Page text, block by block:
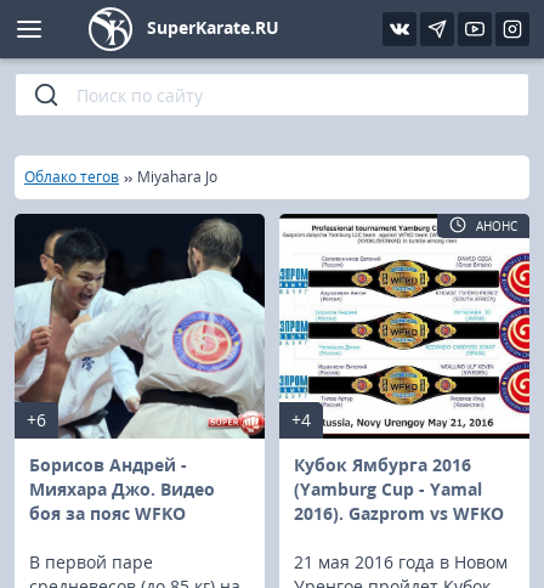
SuperKarate.RU
Главная
»
Облако тегов » Miyahara Jo
+6
Борисов Андрей -
Мияхара Джо. Видео
боя за пояс WFKO
В первой паре
+4
Кубок Ямбурга 2016
(Yamburg Cup - Yamal
2016). Gazprom vs WFKO
21 мая 2016 года в Новом
АНОНС
Киокушинкай
Кёкусин (IFK)
Шинкиокушинкай
Кекусин-кан
Кикбоксинг и K-1
Бокс
UFC и MMA
Муай тай
Фото
Видео
Интервью
Статьи
Уроки каратэ
Файлы
Библиотека